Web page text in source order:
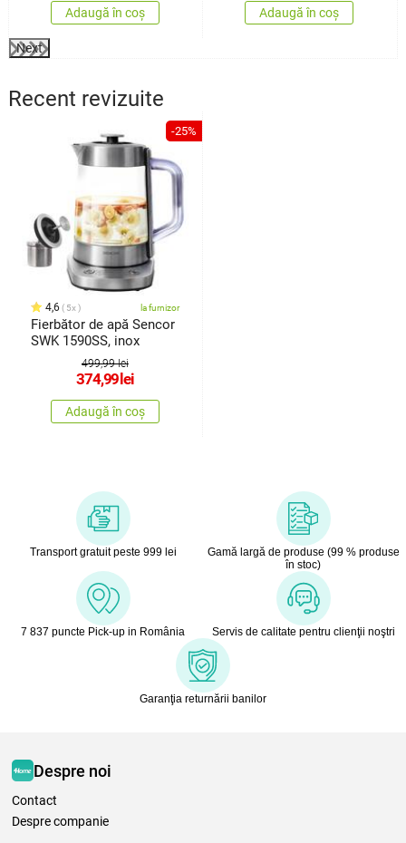
Adaugă în coș Adaugă în coș
Next
Recent revizuite
-25%
4,6 5x la furnizor
Fierbător de apă Sencor
SWK 1590SS, inox
499,99 lei
374,99lei
Adaugă în coș
Transport gratuit peste 999 lei
Gamă largă de produse (99 % produse
în stoc)
7 837 puncte Pick-up in România Servis de calitate pentru clienţii noştri
Garanţia returnării banilor
Despre noi
Contact
Despre companie